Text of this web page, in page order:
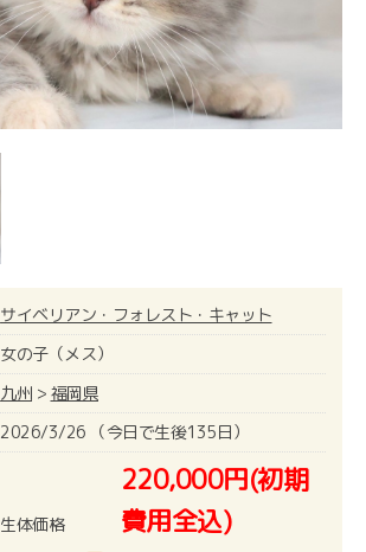
サイベリアン・フォレスト・キャット
女の子（メス）
九州 > 福岡県
2026/3/26 （今日で生後135日）
生体価格
220,000円(初期
費用全込)